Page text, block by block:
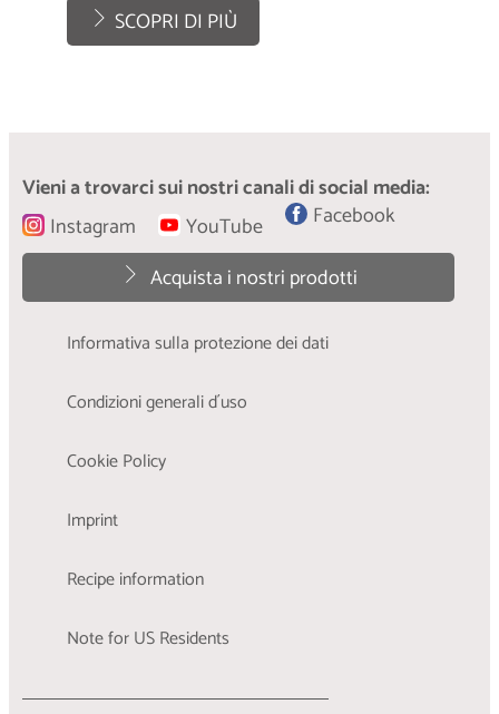
SCOPRI DI PIÙ
Vieni a trovarci sui nostri canali di social media:
Instagram
YouTube
Facebook
Acquista i nostri prodotti
Informativa sulla protezione dei dati
Condizioni generali d´uso
Cookie Policy
Imprint
Recipe information
Note for US Residents